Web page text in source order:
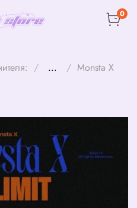
0
... Monsta X